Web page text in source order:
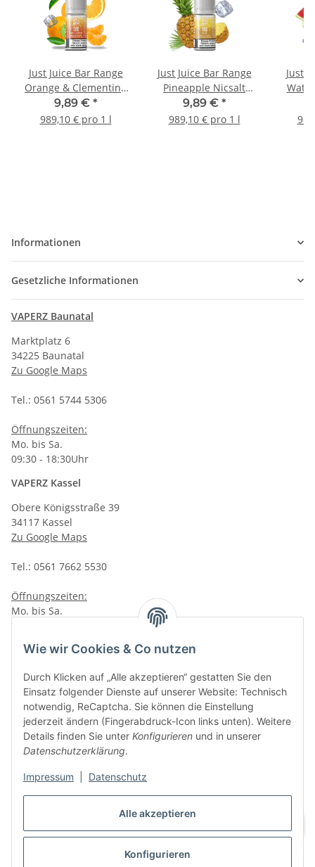
Alle akzeptieren
Konfigurieren
Wie wir Cookies & Co nutzen
Durch Klicken auf „Alle akzeptieren“ gestatten Sie den
Einsatz folgender Dienste auf unserer Website: Technisch
notwendig, ReCaptcha. Sie können die Einstellung
jederzeit ändern (Fingerabdruck-Icon links unten). Weitere
Details finden Sie unter Konfigurieren und in unserer
Datenschutzerklärung.
Impressum Datenschutz
Just Juice Bar Range
Orange & Clementine
Nicsalt Liquid
9,89 € *
989,10 € pro 1 l
Just Juice Bar Range
Pineapple Nicsalt
Liquid
9,89 € *
989,10 € pro 1 l
Just
Informationen
Gesetzliche Informationen
VAPERZ Baunatal
Marktplatz 6
34225 Baunatal
Zu Google Maps
Tel.: 0561 5744 5306
Öffnungszeiten:
Mo. bis Sa.
09:30 - 18:30Uhr
VAPERZ Kassel
Obere Königsstraße 39
34117 Kassel
Zu Google Maps
Tel.: 0561 7662 5530
Öffnungszeiten:
Mo. bis Sa.
VAPERZ Vellmar
Lange Wender 7
34246 Vellmar
Zu Google Maps
Tel.: 0561 9885 9996
Mo. bis Sa.
10:00 - 19:00Uhr
Vertrag widerrufen